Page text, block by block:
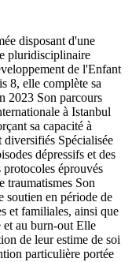
disposant d'une
pluridisciplinaire
de l'Enfant
8, elle complète sa
2023 Son parcours
à Istanbul
sa capacité à
diversifiés Spécialisée
dépressifs et des
protocoles éprouvés
traumatismes Son
soutien en période de
et familiales, ainsi que
et au burn-out Elle
de leur estime de soi
particulière portée